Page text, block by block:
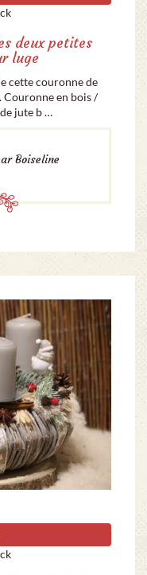
deux petites
luge
cette couronne de
Couronne en bois /
jute b …
Boiseline